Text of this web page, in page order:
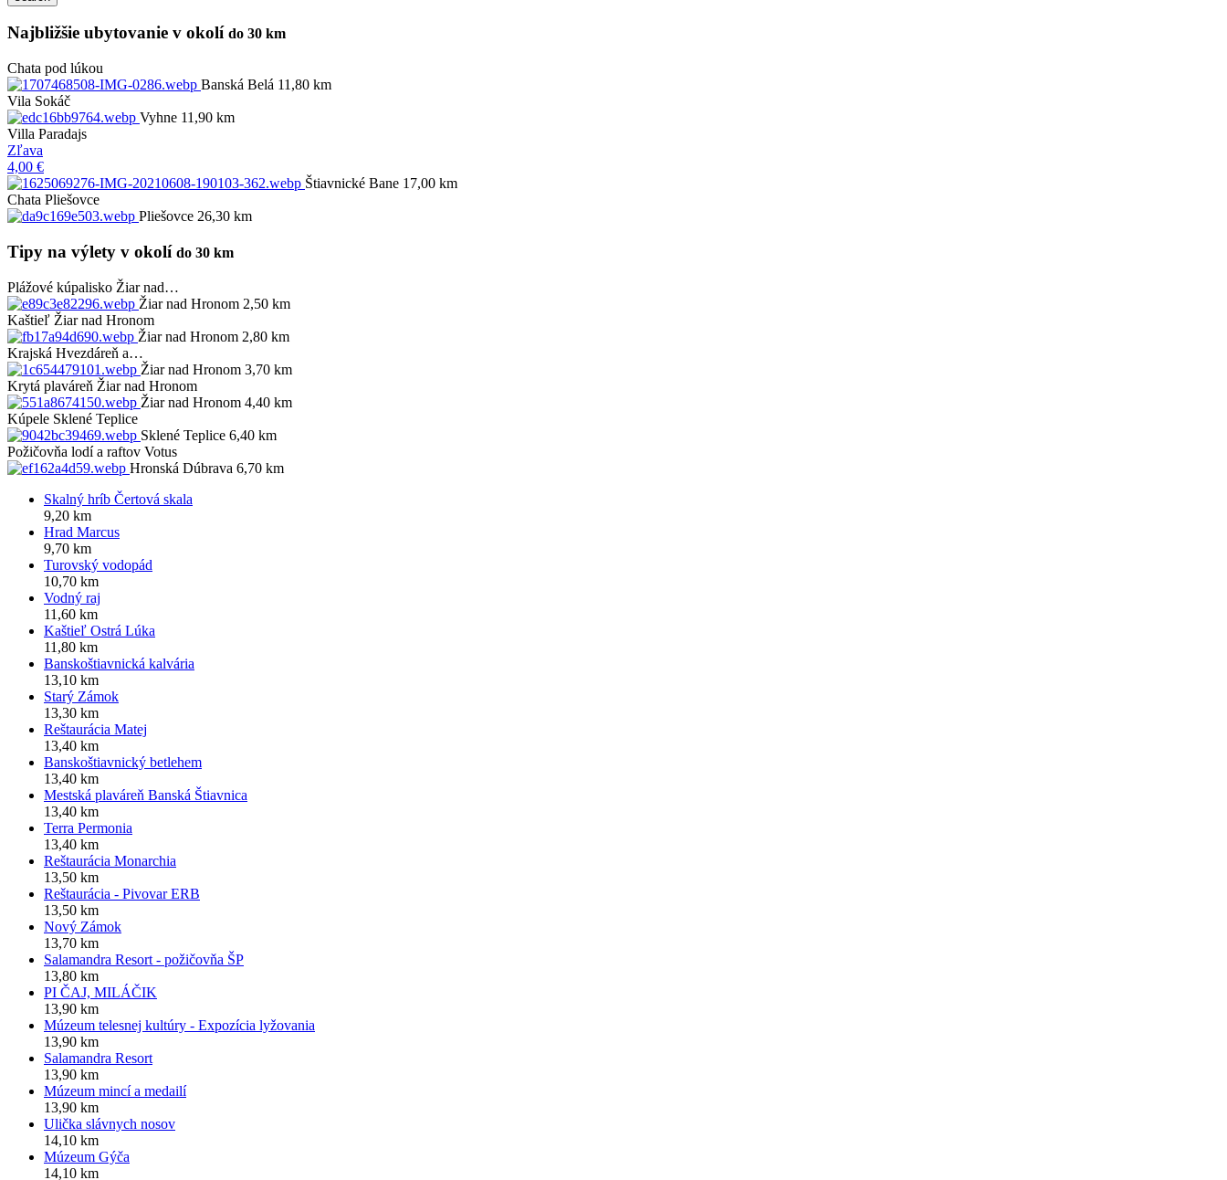
Najbližšie ubytovanie v okolí do 30 km
Chata pod lúkou
Banská Belá 11,80 km
Vila Sokáč
Vyhne 11,90 km
Villa Paradajs
Zľava
4,00 €
Štiavnické Bane 17,00 km
Chata Pliešovce
Pliešovce 26,30 km
Tipy na výlety v okolí do 30 km
Plážové kúpalisko Žiar nad…
Žiar nad Hronom 2,50 km
Kaštieľ Žiar nad Hronom
Žiar nad Hronom 2,80 km
Krajská Hvezdáreň a…
Žiar nad Hronom 3,70 km
Krytá plaváreň Žiar nad Hronom
Žiar nad Hronom 4,40 km
Kúpele Sklené Teplice
Sklené Teplice 6,40 km
Požičovňa lodí a raftov Votus
Hronská Dúbrava 6,70 km
Skalný hríb Čertová skala
9,20 km
Hrad Marcus
9,70 km
Turovský vodopád
10,70 km
Vodný raj
11,60 km
Kaštieľ Ostrá Lúka
11,80 km
Banskoštiavnická kalvária
13,10 km
Starý Zámok
13,30 km
Reštaurácia Matej
13,40 km
Banskoštiavnický betlehem
13,40 km
Mestská plaváreň Banská Štiavnica
13,40 km
Terra Permonia
13,40 km
Reštaurácia Monarchia
13,50 km
Reštaurácia - Pivovar ERB
13,50 km
Nový Zámok
13,70 km
Salamandra Resort - požičovňa ŠP
13,80 km
PI ČAJ, MILÁČIK
13,90 km
Múzeum telesnej kultúry - Expozícia lyžovania
13,90 km
Salamandra Resort
13,90 km
Múzeum mincí a medailí
13,90 km
Ulička slávnych nosov
14,10 km
Múzeum Gýča
14,10 km